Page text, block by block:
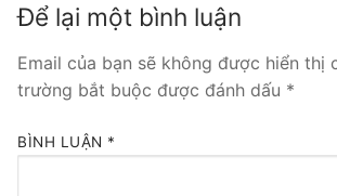
Tổng đài VoIP Yeastar S300
HOSTED PHONE SYSTEM
Tổng đài Yeastar Cloud
Để lại một bình luận
Email của bạn sẽ không được hiển thị
trường bắt buộc được đánh dấu *
BÌNH LUẬN *